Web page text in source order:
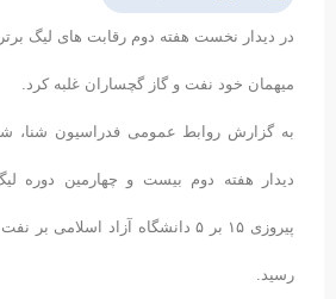
در دیدار نخست هفته دوم رقابت های لیگ برتر
میهمان خود نفت و گاز گچساران غلبه کرد.
به گزارش روابط عمومی فدراسیون شنا،
دیدار هفته دوم بیست و چهارمین دوره لیگ
پیروزی ۱۵ بر ۵ دانشگاه آزاد اسلامی
رسید.